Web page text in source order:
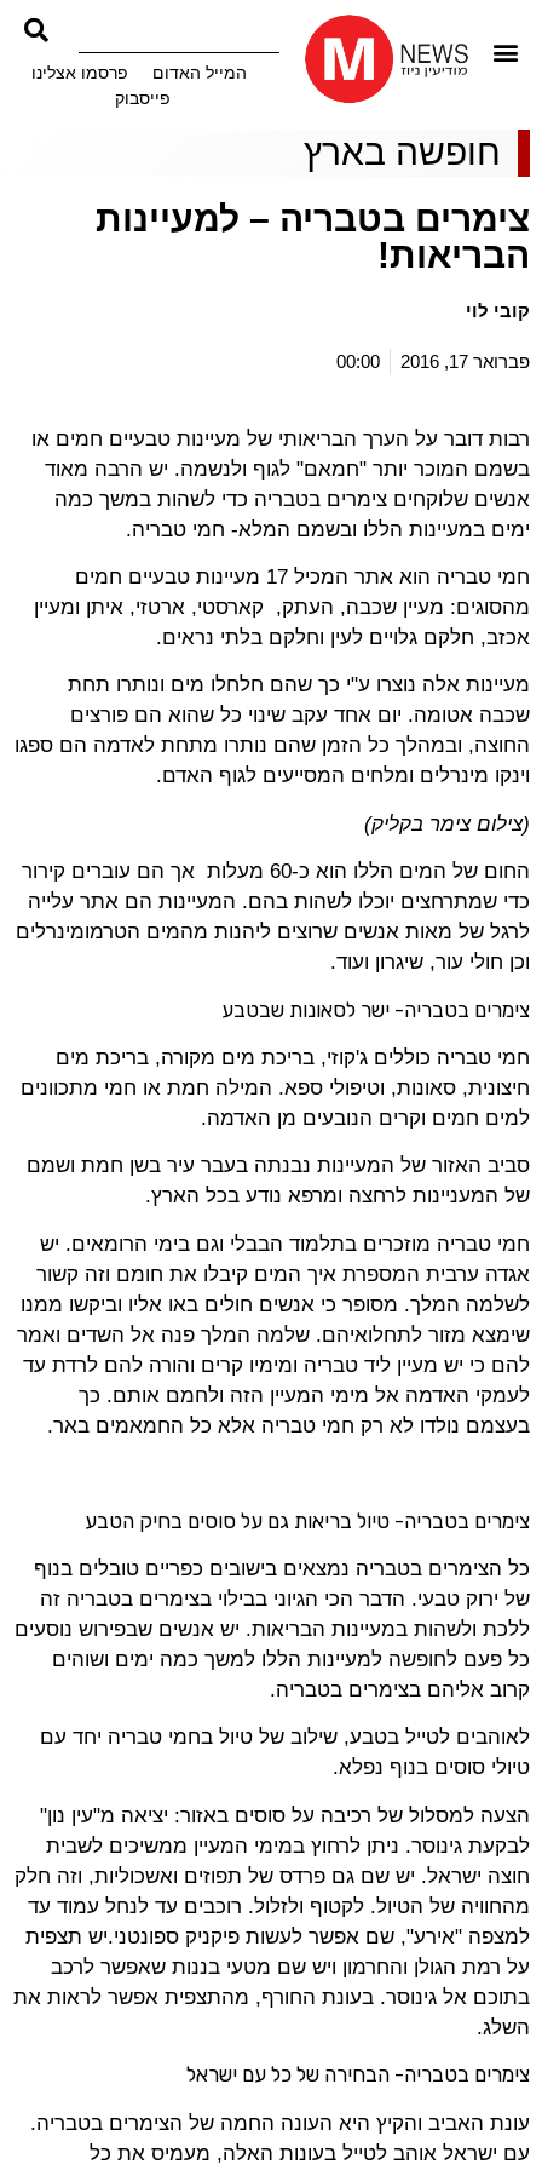
המייל האדום
פרסמו אצלינו
פייסבוק
חופשה בארץ
צימרים בטבריה – למעיינות
הבריאות!
קובי לוי
פברואר 17, 2016 00:00
רבות דובר על הערך הבריאותי של מעיינות טבעיים חמים או
בשמם המוכר יותר "חמאם" לגוף ולנשמה. יש הרבה מאוד
אנשים שלוקחים צימרים בטבריה כדי לשהות במשך כמה
ימים במעיינות הללו ובשמם המלא- חמי טבריה.
חמי טבריה הוא אתר המכיל 17 מעיינות טבעיים חמים
מהסוגים: מעיין שכבה, העתק, קארסטי, ארטזי, איתן ומעיין
אכזב, חלקם גלויים לעין וחלקם בלתי נראים.
מעיינות אלה נוצרו ע"י כך שהם חלחלו מים ונותרו תחת
שכבה אטומה. יום אחד עקב שינוי כל שהוא הם פורצים
החוצה, ובמהלך כל הזמן שהם נותרו מתחת לאדמה הם ספגו
וינקו מינרלים ומלחים המסייעים לגוף האדם.
(צילום צימר בקליק)
החום של המים הללו הוא כ-60 מעלות אך הם עוברים קירור
כדי שמתרחצים יוכלו לשהות בהם. המעיינות הם אתר עלייה
לרגל של מאות אנשים שרוצים ליהנות מהמים הטרמומינרלים
וכן חולי עור, שיגרון ועוד.
צימרים בטבריה- ישר לסאונות שבטבע
חמי טבריה כוללים ג'קוזי, בריכת מים מקורה, בריכת מים
חיצונית, סאונות, וטיפולי ספא. המילה חמת או חמי מתכוונים
למים חמים וקרים הנובעים מן האדמה.
סביב האזור של המעיינות נבנתה בעבר עיר בשן חמת ושמם
של המעניינות לרחצה ומרפא נודע בכל הארץ.
חמי טבריה מוזכרים בתלמוד הבבלי וגם בימי הרומאים. יש
אגדה ערבית המספרת איך המים קיבלו את חומם וזה קשור
לשלמה המלך. מסופר כי אנשים חולים באו אליו וביקשו ממנו
שימצא מזור לתחלואיהם. שלמה המלך פנה אל השדים ואמר
להם כי יש מעיין ליד טבריה ומימיו קרים והורה להם לרדת עד
לעמקי האדמה אל מימי המעיין הזה ולחמם אותם. כך
בעצמם נולדו לא רק חמי טבריה אלא כל החמאמים באר.
צימרים בטבריה- טיול בריאות גם על סוסים בחיק הטבע
כל הצימרים בטבריה נמצאים בישובים כפריים טובלים בנוף
של ירוק טבעי. הדבר הכי הגיוני בבילוי בצימרים בטבריה זה
ללכת ולשהות במעיינות הבריאות. יש אנשים שבפירוש נוסעים
כל פעם לחופשה למעיינות הללו למשך כמה ימים ושוהים
קרוב אליהם בצימרים בטבריה.
לאוהבים לטייל בטבע, שילוב של טיול בחמי טבריה יחד עם
טיולי סוסים בנוף נפלא.
הצעה למסלול של רכיבה על סוסים באזור: יציאה מ"עין נון"
לבקעת גינוסר. ניתן לרחוץ במימי המעיין ממשיכים לשבית
חוצה ישראל. יש שם גם פרדס של תפוזים ואשכוליות, וזה חלק
מהחוויה של הטיול. לקטוף ולזלול. רוכבים עד לנחל עמוד עד
למצפה "אירע", שם אפשר לעשות פיקניק ספונטני.יש תצפית
על רמת הגולן והחרמון ויש שם מטעי בננות שאפשר לרכב
בתוכם אל גינוסר. בעונת החורף, מהתצפית אפשר לראות את
השלג.
צימרים בטבריה- הבחירה של כל עם ישראל
עונת האביב והקיץ היא העונה החמה של הצימרים בטבריה.
עם ישראל אוהב לטייל בעונות האלה, מעמיס את כל